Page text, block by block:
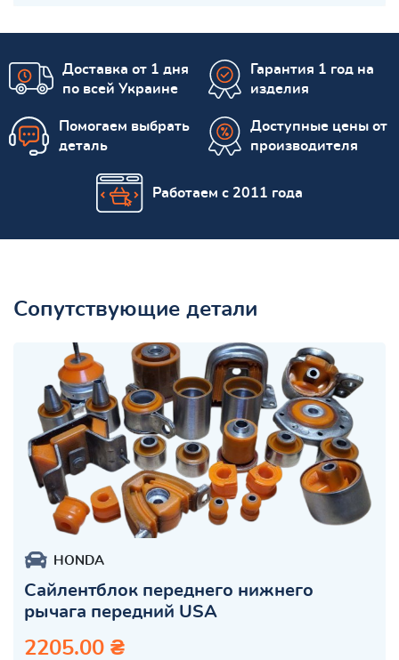
Доставка от 1 дня
по всей Украине
Гарантия 1 год на
изделия
Помогаем выбрать
деталь
Доступные цены от
производителя
Работаем с 2011 года
Сопутствующие детали
HONDA
Сайлентблок переднего нижнего
рычага передний USA
2205.00 ₴